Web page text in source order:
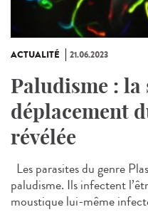
ACTUALITÉ 21.06.2023
Paludisme : la
déplacement
révélée
Les parasites du genre
paludisme. Ils infectent
moustique lui-même